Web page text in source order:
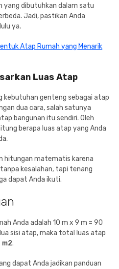
yang dibutuhkan dalam satu
Jadi, pastikan Anda
ya.
Atap Rumah yang Menarik
Luas Atap
kebutuhan genteng sebagai atap
dua cara, salah satunya
bangunan itu sendiri. Oleh
berapa luas atap yang Anda
hitungan matematis karena
kesalahan, tapi tenang
dapat Anda ikuti.
Anda adalah 10 m x 9 m = 90
sisi atap, maka total luas atap
m2.
dapat Anda jadikan panduan